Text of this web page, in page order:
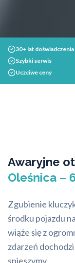
30+ lat doświadczenia
Szybki serwis
Uczciwe ceny
Awaryjne
Oleśnica –
Zgubienie
środku pojazdu
wiąże się z
zdarzeń
spieszymy.